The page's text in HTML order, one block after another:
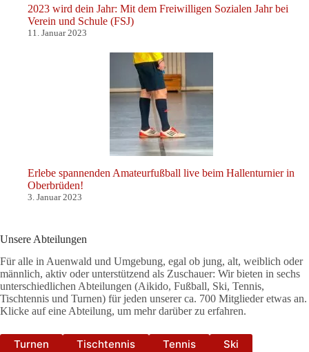
2023 wird dein Jahr: Mit dem Freiwilligen Sozialen Jahr bei
Verein und Schule (FSJ)
11. Januar 2023
Erlebe spannenden Amateurfußball live beim Hallenturnier in
Oberbrüden!
3. Januar 2023
Unsere Abteilungen
Für alle in Auenwald und Umgebung, egal ob jung, alt, weiblich oder
männlich, aktiv oder unterstützend als Zuschauer: Wir bieten in sechs
unterschiedlichen Abteilungen (Aikido, Fußball, Ski, Tennis,
Tischtennis und Turnen) für jeden unserer ca. 700 Mitglieder etwas an.
Klicke auf eine Abteilung, um mehr darüber zu erfahren.
Turnen Tischtennis Tennis Ski